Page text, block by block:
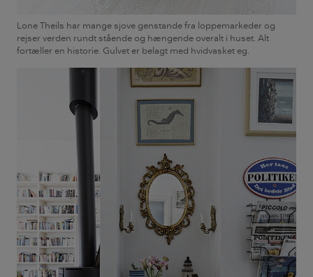
Lone Theils har mange sjove genstande fra loppemarkeder og
rejser verden rundt stående og hængende overalt i huset. Alt
fortæller en historie. Gulvet er belagt med hvidvasket eg.